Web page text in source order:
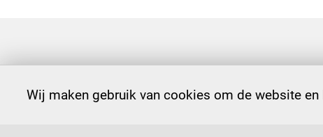
Wij maken gebruik van cookies om de website